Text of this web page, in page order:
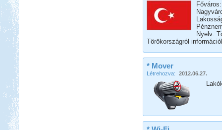
Nyelv:
Törökországról
* Mover
Létrehozva: 2012.06.27.